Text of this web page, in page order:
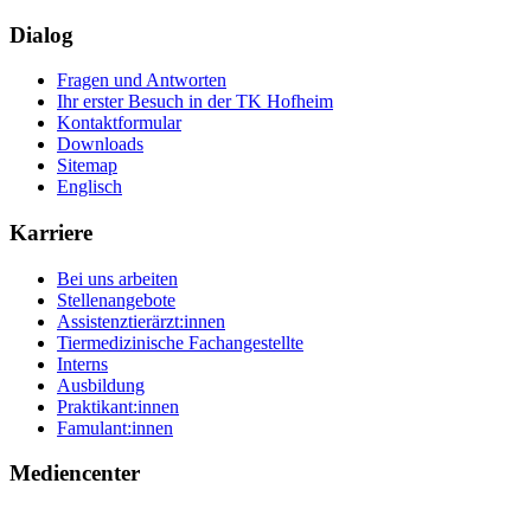
Dialog
Fragen und Antworten
Ihr erster Besuch in der TK Hofheim
Kontaktformular
Downloads
Sitemap
Englisch
Karriere
Bei uns arbeiten
Stellenangebote
Assistenztierärzt:innen
Tiermedizinische Fachangestellte
Interns
Ausbildung
Praktikant:innen
Famulant:innen
Mediencenter